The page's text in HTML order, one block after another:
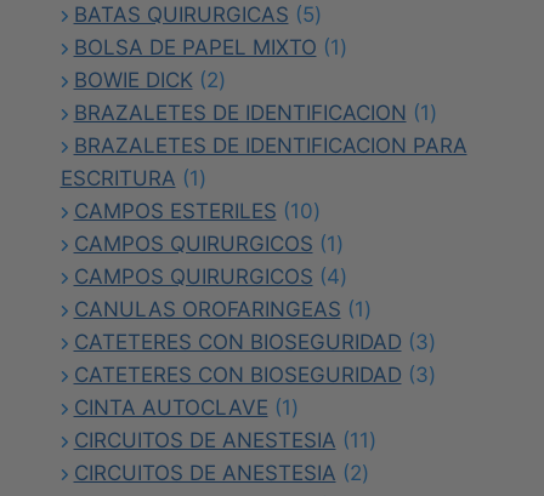
producto
BATAS QUIRURGICAS 55
productos
BOLSA DE PAPEL MIXTO 11
BOWIE DICK 22
productos
BRAZALETES DE IDENTIFICACION 11
producto
BRAZALETES DE IDENTIFICACION PARA
ESCRITURA
11
producto
CAMPOS ESTERILES 1010
productos
CAMPOS QUIRURGICOS 11
producto
CAMPOS QUIRURGICOS 44
productos
CANULAS OROFARINGEAS 11
producto
CATETERES CON BIOSEGURIDAD 33
productos
CATETERES CON BIOSEGURIDAD 33
CINTA AUTOCLAVE 11
producto
CIRCUITOS DE ANESTESIA 1111
productos
CIRCUITOS DE ANESTESIA 22